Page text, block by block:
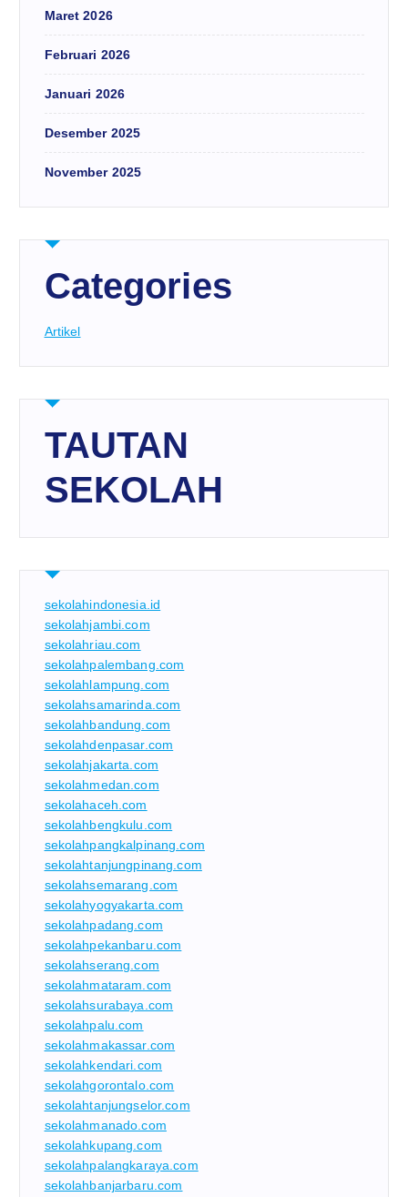
Maret 2026
Februari 2026
Januari 2026
Desember 2025
November 2025
Categories
Artikel
TAUTAN
SEKOLAH
sekolahindonesia.id
sekolahjambi.com
sekolahriau.com
sekolahpalembang.com
sekolahlampung.com
sekolahsamarinda.com
sekolahbandung.com
sekolahdenpasar.com
sekolahjakarta.com
sekolahmedan.com
sekolahaceh.com
sekolahbengkulu.com
sekolahpangkalpinang.com
sekolahtanjungpinang.com
sekolahsemarang.com
sekolahyogyakarta.com
sekolahpadang.com
sekolahpekanbaru.com
sekolahserang.com
sekolahmataram.com
sekolahsurabaya.com
sekolahpalu.com
sekolahmakassar.com
sekolahkendari.com
sekolahgorontalo.com
sekolahtanjungselor.com
sekolahmanado.com
sekolahkupang.com
sekolahpalangkaraya.com
sekolahbanjarbaru.com